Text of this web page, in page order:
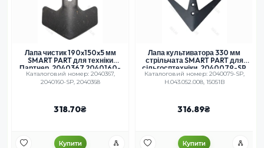
Лапа чистик 190x150x5 мм
SMART PART для техніки
Партнер, 2040367,2040160-
SP
Каталоговий номер: 2040367,
2040160-SP, 2040368
318.70
Купити
Лапа культиватора 330 мм
стрільчата SMART PART для
сільгосптехніки, 2040079-SP
Каталоговий номер: 2040079-SP,
Н.043.052.008, 15051B
316.89
Купити